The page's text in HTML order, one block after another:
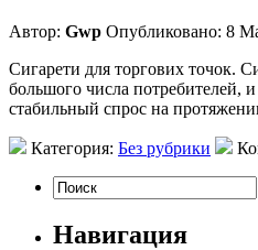
Автор: Gwp Опубликовано: 8
Сигарети для торгових точок.
большого числа потребителей,
стабильный спрос на
Категория: Без рубрики
Навигация